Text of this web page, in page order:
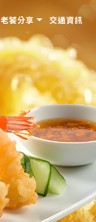
老饕分享 交通資訊